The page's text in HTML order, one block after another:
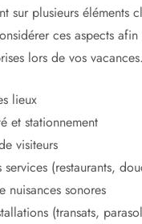
sur plusieurs éléments
ces aspects afin
lors de vos vacances.
lieux
et stationnement
visiteurs
(restaurants,
nuisances sonores
(transats,